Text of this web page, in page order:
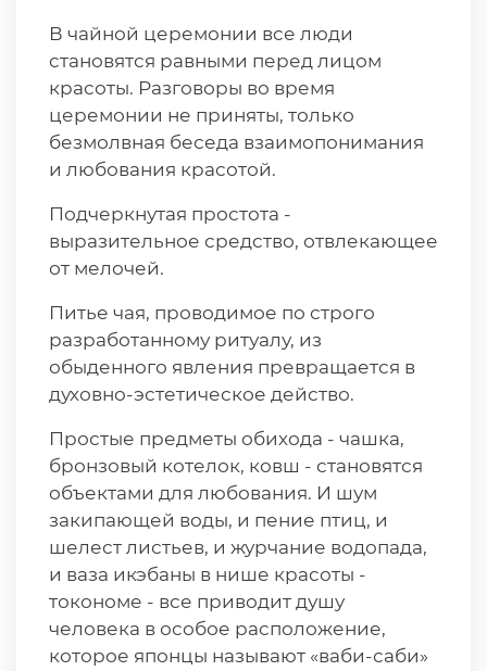
В чайной церемонии все люди
становятся равными перед лицом
красоты. Разговоры во время
церемонии не приняты, только
безмолвная беседа взаимопонимания
и любования красотой.
Подчеркнутая простота -
выразительное средство, отвлекающее
от мелочей.
Питье чая, проводимое по строго
разработанному ритуалу, из
обыденного явления превращается в
духовно-эстетическое действо.
Простые предметы обихода - чашка,
бронзовый котелок, ковш - становятся
объектами для любования. И шум
закипающей воды, и пение птиц, и
шелест листьев, и журчание водопада,
и ваза икэбаны в нише красоты -
токономе - все приводит душу
человека в особое расположение,
которое японцы называют «ваби-саби»